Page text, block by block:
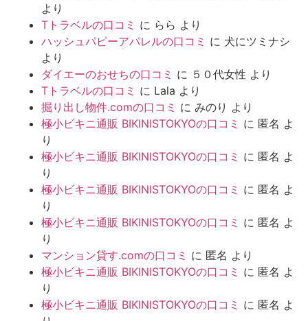
より
Tトラベルの口コミ に らら より
ハッシュパピーアパレルの口コミ に 犬にツミナシ
より
ダイエーのおせちの口コミ に ５０代女性 より
Tトラベルの口コミ に Lala より
掘り出し物件.comの口コミ に みのり より
極小ビキニ通販 BIKINISTOKYOの口コミ に 匿名 よ
り
極小ビキニ通販 BIKINISTOKYOの口コミ に 匿名 よ
り
極小ビキニ通販 BIKINISTOKYOの口コミ に 匿名 よ
り
極小ビキニ通販 BIKINISTOKYOの口コミ に 匿名 よ
り
マンション貸す.comの口コミ に 匿名 より
極小ビキニ通販 BIKINISTOKYOの口コミ に 匿名 よ
り
極小ビキニ通販 BIKINISTOKYOの口コミ に 匿名 よ